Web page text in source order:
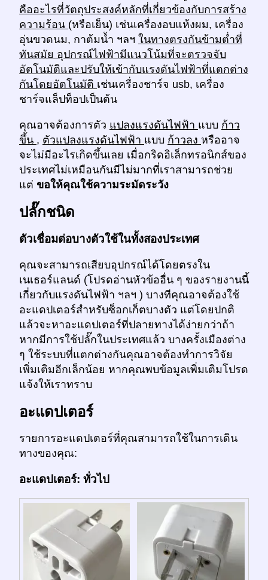
คืออะไรที่วัตถุประสงค์หลักที่เกี่ยวข้องกับการสร้าง
ความร้อน (หรือเย็น) เช่นเครื่องอบแห้งผม, เครื่อง
อุ่นขวดนม, กาต้มน้ำ ฯลฯ ในทางตรงกันข้ามต่ำที่
ทันสมัย อุปกรณ์ไฟฟ้ามีแนวโน้มที่จะตรวจจับ
อัตโนมัติและปรับให้เข้ากับแรงดันไฟฟ้าที่แตกต่าง
กันโดยอัตโนมัติ เช่นเครื่องชาร์จ usb, เครื่อง
ชาร์จแล็ปท็อปเป็นต้น
คุณอาจต้องการตัว แปลงแรงดันไฟฟ้า แบบ ก้าว
ขึ้น , ตัวแปลงแรงดันไฟฟ้า แบบ ก้าวลง หรืออาจ
จะไม่มีอะไรเกิดขึ้นเลย เมื่อกริดอิเล็กทรอนิกส์ของ
ประเทศไม่เหมือนกันมีไม่มากที่เราสามารถช่วย
แต่ ขอให้คุณใช้ความระมัดระวัง
ปลั๊กชนิด
ตัวเชื่อมต่อบางตัวใช้ในทั้งสองประเทศ
คุณจะสามารถเสียบอุปกรณ์ได้โดยตรงใน
เนเธอร์แลนด์ (โปรดอ่านหัวข้ออื่น ๆ ของรายงานนี้
เกี่ยวกับแรงดันไฟฟ้า ฯลฯ ) บางทีคุณอาจต้องใช้
อะแดปเตอร์สำหรับซ็อกเก็ตบางตัว แต่โดยปกติ
แล้วจะหาอะแดปเตอร์ที่ปลายทางได้ง่ายกว่าถ้า
หากมีการใช้ปลั๊กในประเทศแล้ว บางครั้งเมืองต่าง
ๆ ใช้ระบบที่แตกต่างกันคุณอาจต้องทำการวิจัย
เพิ่มเติมอีกเล็กน้อย หากคุณพบข้อมูลเพิ่มเติมโปรด
แจ้งให้เราทราบ
อะแดปเตอร์
รายการอะแดปเตอร์ที่คุณสามารถใช้ในการเดิน
ทางของคุณ:
อะแดปเตอร์: ทั่วไป